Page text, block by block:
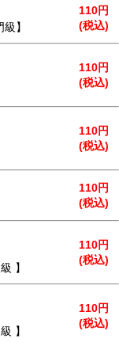
110円
(税込)
】
110円
(税込)
110円
(税込)
110円
(税込)
110円
(税込)
】
110円
(税込)
】